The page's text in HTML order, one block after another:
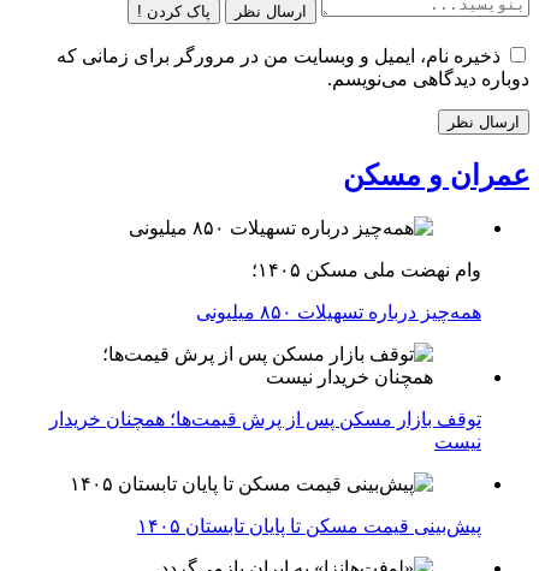
ارسال نظر پاک کردن !
ذخیره نام، ایمیل و وبسایت من در مرورگر برای زمانی که
دوباره دیدگاهی می‌نویسم.
عمران و مسکن
وام نهضت ملی مسکن ۱۴۰۵؛
همه‌چیز درباره تسهیلات ۸۵۰ میلیونی
توقف بازار مسکن پس از پرش قیمت‌ها؛ همچنان خریدار
نیست
پیش‌بینی قیمت مسکن تا پایان تابستان ۱۴۰۵